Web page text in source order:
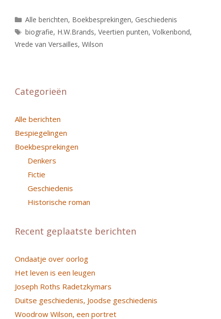
Categorieën
Alle berichten, Boekbesprekingen, Geschiedenis
Tags
biografie, H.W.Brands,Veertien punten,Volkenbond,
Vrede van Versailles, Wilson
Categorieën
Alle berichten
Bespiegelingen
Boekbesprekingen
Denkers
Fictie
Geschiedenis
Historische roman
Recent geplaatste berichten
Ondaatje over oorlog
Het leven is een leugen
Joseph Roths Radetzkymars
Duitse geschiedenis, Joodse geschiedenis
Woodrow Wilson, een portret